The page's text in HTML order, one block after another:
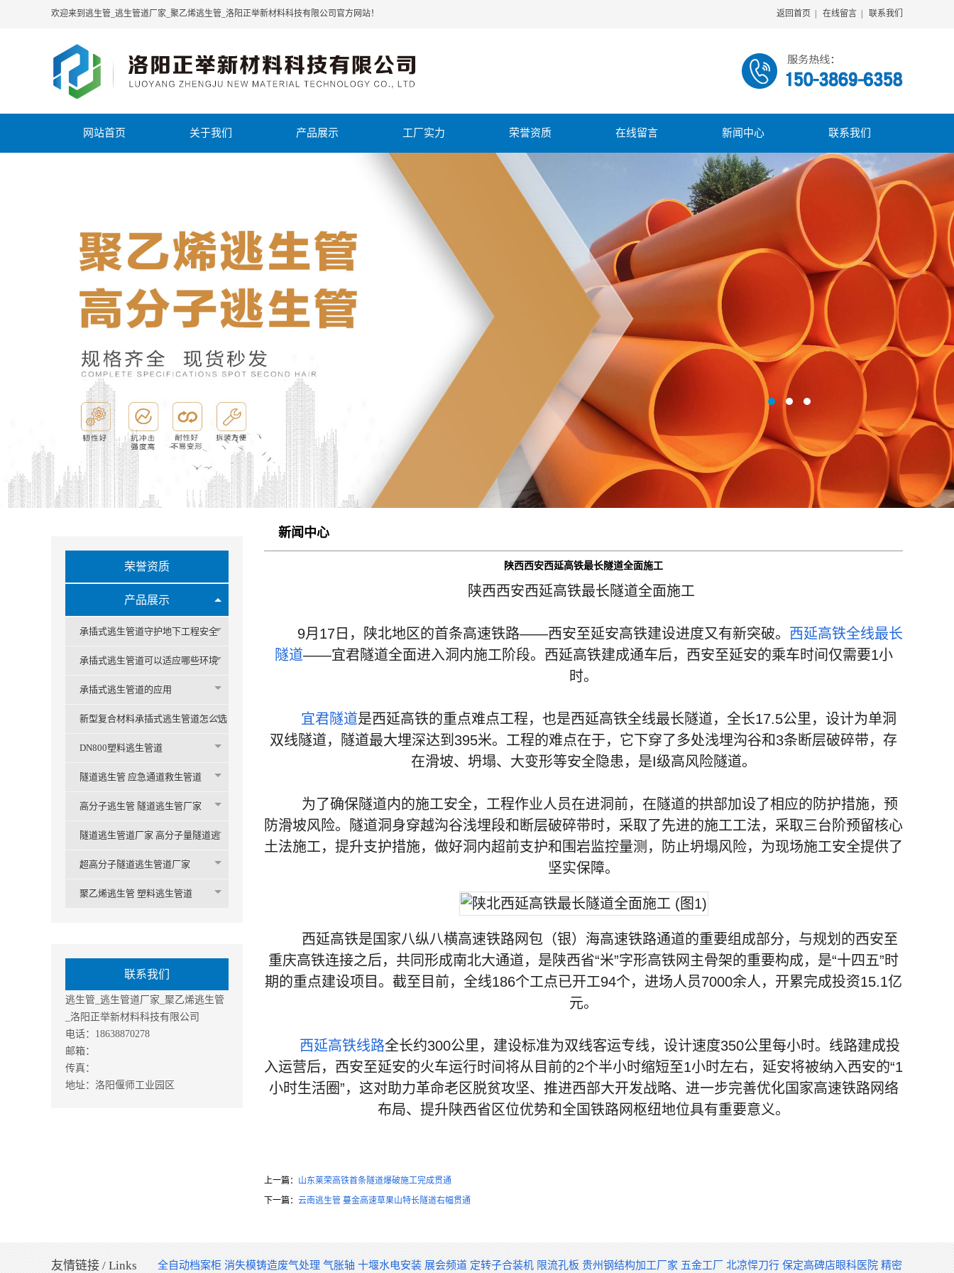
欢迎来到逃生管_逃生管道厂家_聚乙烯逃生管_洛阳正举新材料科技有限公司官方网站！ 返回首页 在线留言 联系我们
网站首页 关于我们 产品展示 工厂实力 荣誉资质 在线留言 新闻中心 联系我们
荣誉资质
产品展示
承插式逃生管道守护地下工程安全
承插式逃生管道可以适应哪些环境
承插式逃生管道的应用
新型复合材料承插式逃生管道怎么选
DN800塑料逃生管道
隧道逃生管 应急通道救生管道
高分子逃生管 隧道逃生管厂家
隧道逃生管道厂家 高分子量隧道逃
生管超高分子隧道逃生管道厂家
聚乙烯逃生管 塑料逃生管道
联系我们
逃生管_逃生管道厂家_聚乙烯逃生管
_洛阳正举新材料科技有限公司
电话：18638870278
邮箱：
传真：
地址：洛阳偃师工业园区
新闻中心
陕西西安西延高铁最长隧道全面施工
陕西西安西延高铁最长隧道全面施工
9月17日，陕北地区的首条高速铁路——西安至延安高铁建设进度又有新突破。
西延高铁全线最长
隧道——宜君隧道全面进入洞内施工阶段。西延高铁建成通车后，西安至延安的乘车时间仅需要1小
时。
宜君隧道是西延高铁的重点难点工程，也是西延高铁全线最长隧道，全长17.5公里，设计为单洞
双线隧道，隧道最大埋深达到395米。工程的难点在于，它下穿了多处浅埋沟谷和3条断层破碎带，存
在滑坡、坍塌、大变形等安全隐患，是I级高风险隧道。
为了确保隧道内的施工安全，工程作业人员在进洞前，在隧道的拱部加设了相应的防护措施，预
防滑坡风险。隧道洞身穿越沟谷浅埋段和断层破碎带时，采取了先进的施工工法，采取三台阶预留核心
土法施工，提升支护措施，做好洞内超前支护和围岩监控量测，防止坍塌风险，为现场施工安全提供了
坚实保障。
西延高铁是国家八纵八横高速铁路网包（银）海高速铁路通道的重要组成部分，与规划的西安至
重庆高铁连接之后，共同形成南北大通道，是陕西省“米”字形高铁网主骨架的重要构成，是“十四五”时
期的重点建设项目。截至目前，全线186个工点已开工94个，进场人员7000余人，开累完成投资15.1亿
元。
西延高铁线路全长约300公里，建设标准为双线客运专线，设计速度350公里每小时。线路建成投
入运营后，西安至延安的火车运行时间将从目前的2个半小时缩短至1小时左右，延安将被纳入西安的“1
小时生活圈”，这对助力革命老区脱贫攻坚、推进西部大开发战略、进一步完善优化国家高速铁路网络
布局、提升陕西省区位优势和全国铁路网枢纽地位具有重要意义。
上一篇： 山东莱荣高铁首条隧道爆破施工完成贯通
下一篇： 云南逃生管 蔓金高速草果山特长隧道右幅贯通
友情链接 / Links 全自动档案柜 消失模铸造废气处理 气胀轴 十堰水电安装 展会频道 定转子合装机 限流孔板 贵州钢结构加工厂家 五金工厂 北凉悍刀行 保定高碑店眼科医院 精密